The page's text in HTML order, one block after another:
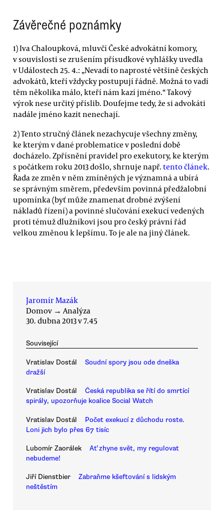
Závěrečné poznámky
1) Iva Chaloupková, mluvčí České advokátní komory,
v souvislosti se zrušením přísudkové vyhlášky uvedla
v Událostech 25. 4.: „Nevadí to naprosté většině českých
advokátů, kteří vždycky postupují řádně. Možná to vadí
těm několika málo, kteří nám kazí jméno.“ Takový
výrok nese určitý příslib. Doufejme tedy, že si advokáti
nadále jméno kazit nenechají.
2) Tento stručný článek nezachycuje všechny změny,
ke kterým v dané problematice v poslední době
docházelo. Zpřísnění pravidel pro exekutory, ke kterým
s počátkem roku 2013 došlo, shrnuje např. tento článek.
Řada ze změn v něm zmíněných je významná a ubírá
se správným směrem, především povinná předžalobní
upomínka (byť může znamenat drobné zvýšení
nákladů řízení) a povinné slučování exekucí vedených
proti témuž dlužníkovi jsou pro český právní řád
velkou změnou k lepšímu. To je ale na jiný článek.
Jaromír Mazák
Domov → Analýza
30. dubna 2013 v 7.45
Související
Vratislav Dostál
Soudní spory jsou ode dneška
dražší
Vratislav Dostál
Česká republika se řítí do smrtící
spirály, upozorňuje koalice Social Watch
Vratislav Dostál
Počet exekucí z důchodu roste.
Loni jich bylo přes 67 tisíc
Lubomír Zaorálek
Ať zhyne svět, my regulovat
nebudeme!
Jiří Dienstbier
Zabraňme kšeftování s lidským
neštěstím